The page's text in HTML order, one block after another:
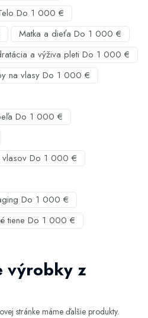
Do 1 000 €
Matka a dieťa Do 1 000 €
a výživa pleti Do 1 000 €
na vlasy Do 1 000 €
Do 1 000 €
vlasov Do 1 000 €
Do 1 000 €
tiene Do 1 000 €
výrobky z
stránke máme ďalšie produkty.